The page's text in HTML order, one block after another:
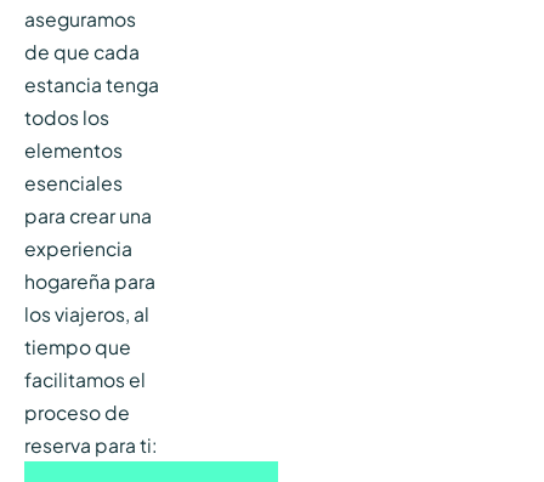
aseguramos
de que cada
estancia tenga
todos los
elementos
esenciales
para crear una
experiencia
hogareña para
los viajeros, al
tiempo que
facilitamos el
proceso de
reserva para ti: